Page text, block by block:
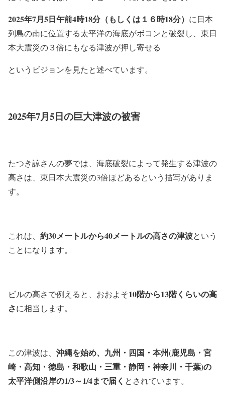
2025年7月5日午前4時18分（もしくは１６時18分） に日本
列島の南に位置する太平洋の海底がボコンと破裂し、東日
本大震災の３倍にもなる津波が押し寄せる
というビジョンを見たと述べています。
2025年7月5日の巨大津波の被害
たつき諒さんの夢では、海底破裂によって発生する津波の
高さは、東日本大震災の3倍ほどあるという描写がありま
す。
これは、 約30メートルから40メートルの高さの津波という
ことになります。
ビルの高さで例えると、おおよそ10階から13階くらいの高
さに相当します。
この津波は、 沖縄を始め、九州・四国・本州(鹿児島・宮
崎・高知・徳島・和歌山・三重・静岡・神奈川・千葉)の
太平洋側沿岸の1/3～1/4まで届く とされています。